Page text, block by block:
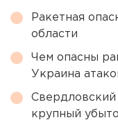
Ракетная
области
Чем опасны
Украина
Свердловский
крупный